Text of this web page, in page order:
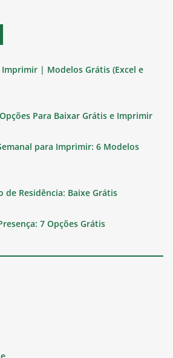
Imprimir | Modelos Grátis (Excel e
Para Baixar Grátis e Imprimir
para Imprimir: 6 Modelos
de Residência: Baixe Grátis
7 Opções Grátis